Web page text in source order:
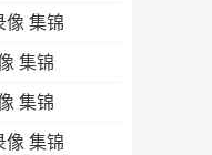
像 集锦
集锦
集锦
像 集锦